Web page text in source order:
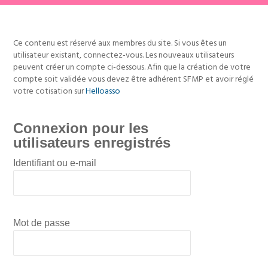
Ce contenu est réservé aux membres du site. Si vous êtes un
utilisateur existant, connectez-vous. Les nouveaux utilisateurs
peuvent créer un compte ci-dessous. Afin que la création de votre
compte soit validée vous devez être adhérent SFMP et avoir réglé
votre cotisation surHelloasso
Connexion pour les
utilisateurs enregistrés
Identifiant ou e-mail
Mot de passe